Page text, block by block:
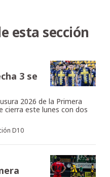
esta sección
3 se
2026 de la Primera
cierra este lunes con dos
D10